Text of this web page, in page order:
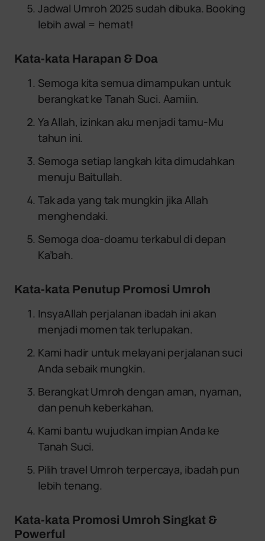
Jadwal Umroh 2025 sudah dibuka. Booking
lebih awal = hemat!
Kata-kata Harapan & Doa
Semoga kita semua dimampukan untuk
berangkat ke Tanah Suci. Aamiin.
Ya Allah, izinkan aku menjadi tamu-Mu
tahun ini.
Semoga setiap langkah kita dimudahkan
menuju Baitullah.
Tak ada yang tak mungkin jika Allah
menghendaki.
Semoga doa-doamu terkabul di depan
Ka’bah.
Kata-kata Penutup Promosi Umroh
InsyaAllah perjalanan ibadah ini akan
menjadi momen tak terlupakan.
Kami hadir untuk melayani perjalanan suci
Anda sebaik mungkin.
Berangkat Umroh dengan aman, nyaman,
dan penuh keberkahan.
Kami bantu wujudkan impian Anda ke
Tanah Suci.
Pilih travel Umroh terpercaya, ibadah pun
lebih tenang.
Kata-kata Promosi Umroh Singkat &
Powerful